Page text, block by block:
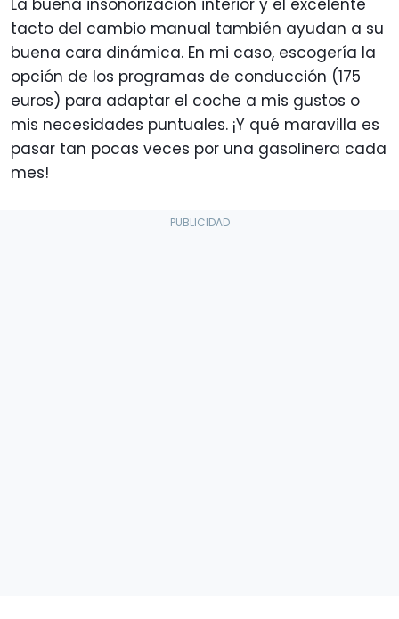
La buena insonorización interior y el excelente
tacto del cambio manual también ayudan a su
buena cara dinámica. En mi caso, escogería la
opción de los programas de conducción (175
euros) para adaptar el coche a mis gustos o
mis necesidades puntuales. ¡Y qué maravilla es
pasar tan pocas veces por una gasolinera cada
mes!